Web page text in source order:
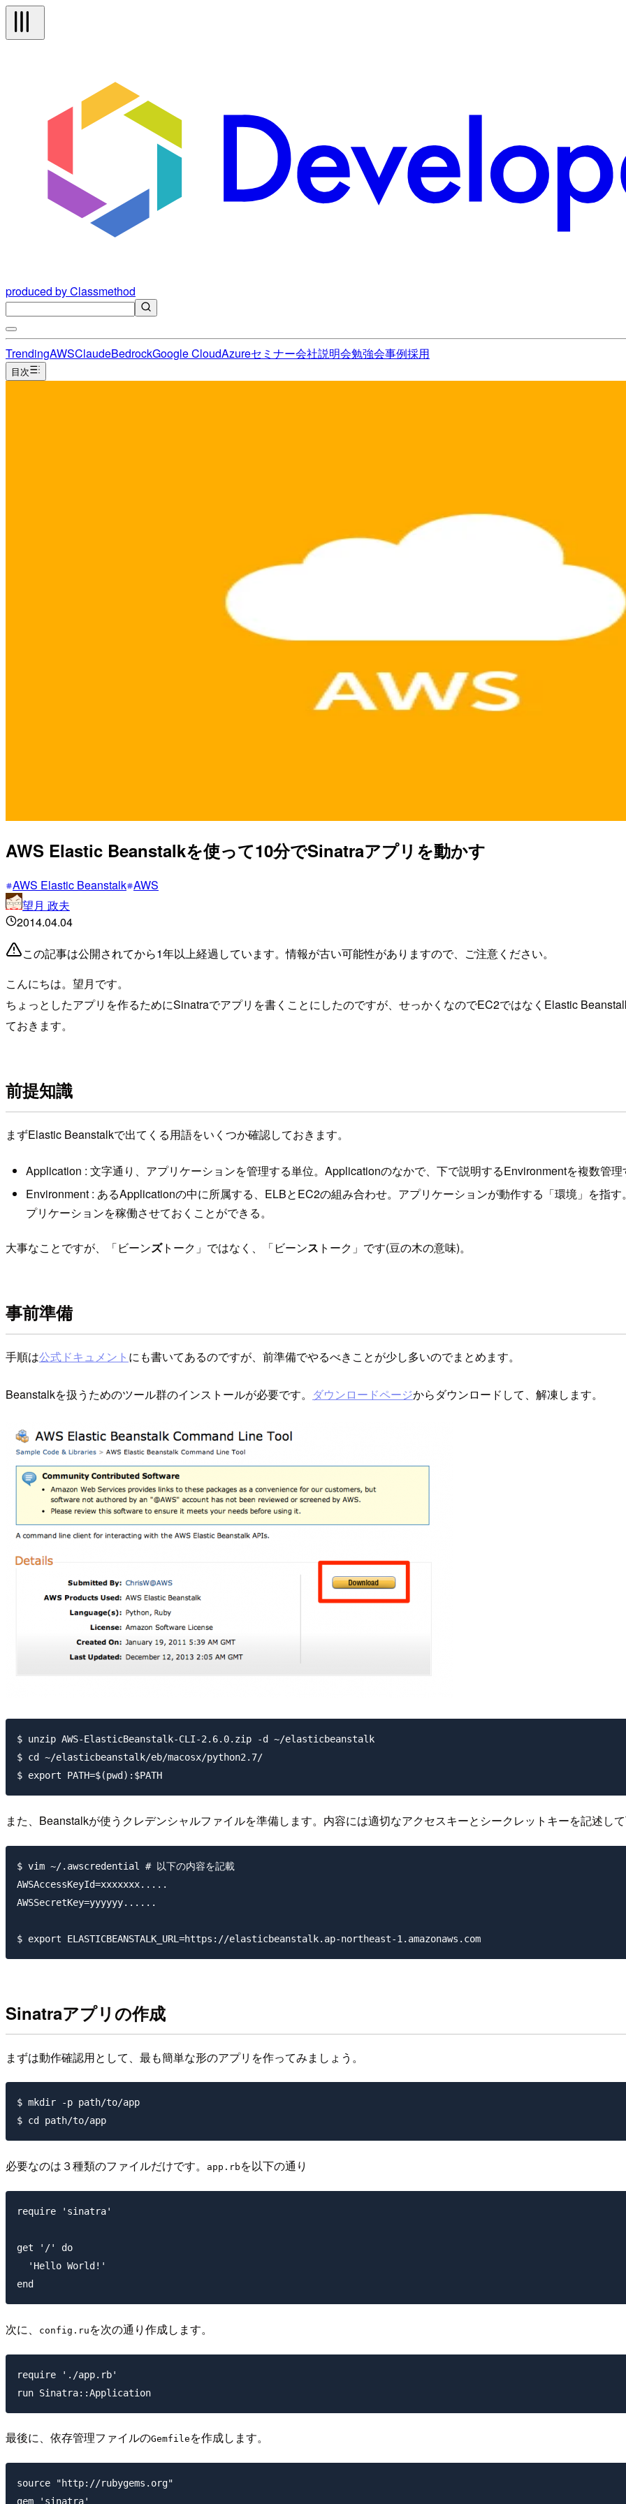
produced by Classmethod
TrendingAWSClaudeBedrockGoogle CloudAzureセミナー会社説明会勉強会事例採用
目次
AWS Elastic Beanstalkを使って10分でSinatraアプリを動かす
AWS Elastic Beanstalk AWS
望月 政夫
2014.04.04
この記事は公開されてから1年以上経過しています。情報が古い可能性がありますので、ご注意ください。
こんにちは。望月です。
ちょっとしたアプリを作るためにSinatraでアプリを書くことにしたのですが、せっかくなのでEC2ではなくElastic
ておきます。
前提知識
まずElastic Beanstalkで出てくる用語をいくつか確認しておきます。
Application : 文字通り、アプリケーションを管理する単位。Applicationのなかで、下で説明するEnvironmentを複数管理
Environment : あるApplicationの中に所属する、ELBとEC2の組み合わせ。アプリケーションが動作する「環境」を指
プリケーションを稼働させておくことができる。
大事なことですが、「ビーンズトーク」ではなく、「ビーンス トーク」です(豆の木の意味)。
事前準備
手順は公式ドキュメント にも書いてあるのですが、前準備でやるべきことが少し多いのでまとめます。
Beanstalkを扱うためのツール群のインストールが必要です。 ダウンロードページからダウンロードして、解凍します。
$ unzip AWS-ElasticBeanstalk-CLI-2.6.0.zip -d ~/elasticbeanstalk
$ cd ~/elasticbeanstalk/eb/macosx/python2.7/
また、Beanstalkが使うクレデンシャルファイルを準備します。内容には適切なアクセスキーとシークレットキーを記述して
$ vim ~/.awscredential # 以下の内容を記載
AWSAccessKeyId=xxxxxxx.....
AWSSecretKey=yyyyyy......
Sinatraアプリの作成
まずは動作確認用として、最も簡単な形のアプリを作ってみましょう。
$ mkdir -p path/to/app
必要なのは３種類のファイルだけです。 app.rb を以下の通り
require 'sinatra'
get '/' do
  'Hello World!'
次に、 config.ru を次の通り作成します。
require './app.rb'
最後に、依存管理ファイルのGemfile を作成します。
source "http://rubygems.org"